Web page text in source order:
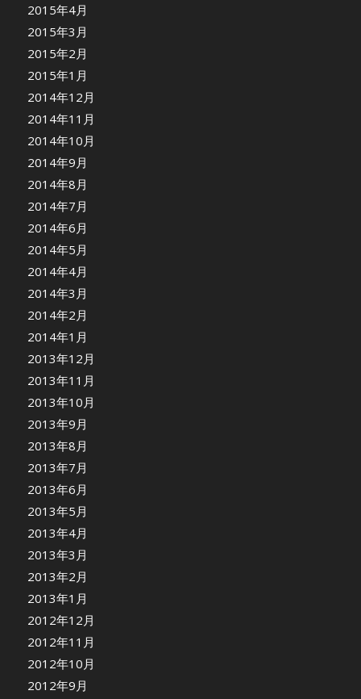
2015年4月
2015年3月
2015年2月
2015年1月
2014年12月
2014年11月
2014年10月
2014年9月
2014年8月
2014年7月
2014年6月
2014年5月
2014年4月
2014年3月
2014年2月
2014年1月
2013年12月
2013年11月
2013年10月
2013年9月
2013年8月
2013年7月
2013年6月
2013年5月
2013年4月
2013年3月
2013年2月
2013年1月
2012年12月
2012年11月
2012年10月
2012年9月